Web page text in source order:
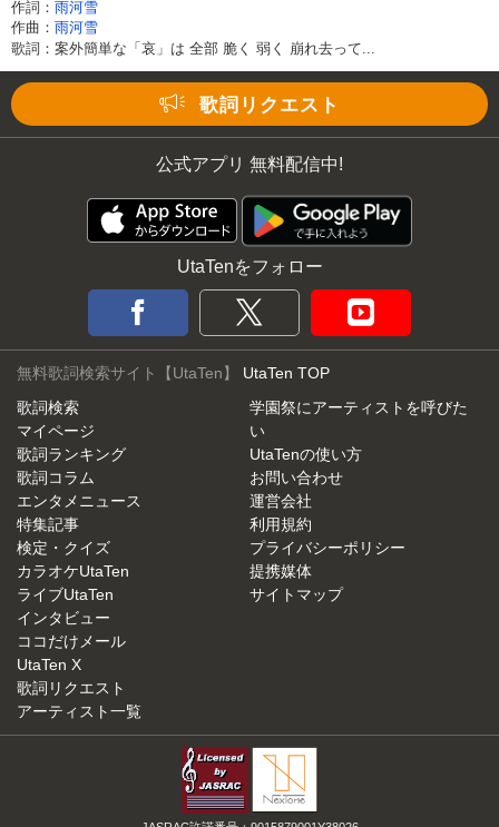
作詞： 雨河雪
作曲： 雨河雪
歌詞：案外簡単な「哀」は 全部 脆く 弱く 崩れ去って...
歌詞リクエスト
公式アプリ 無料配信中!
UtaTenをフォロー
無料歌詞検索サイト【UtaTen】 UtaTen TOP
歌詞検索
マイページ
歌詞ランキング
歌詞コラム
エンタメニュース
特集記事
検定・クイズ
カラオケUtaTen
ライブUtaTen
インタビュー
ココだけメール
UtaTen X
歌詞リクエスト
アーティスト一覧
学園祭にアーティストを呼びた
い
UtaTenの使い方
お問い合わせ
運営会社
利用規約
プライバシーポリシー
提携媒体
サイトマップ